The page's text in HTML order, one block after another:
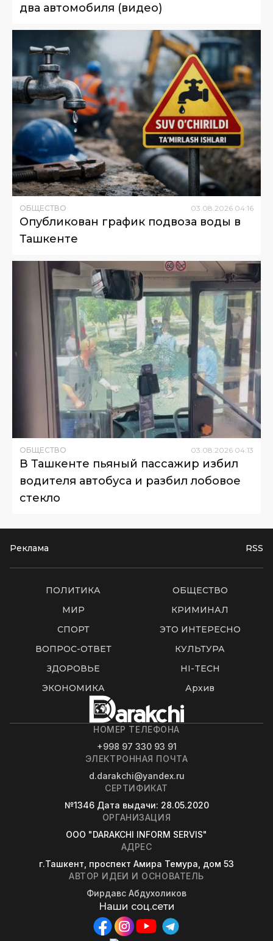
два автомобиля (видео)
ОБЩЕСТВО 03.08.2026 04:16
Опубликован график подвоза воды в
Ташкенте
ОБЩЕСТВО 03 08 2026 04:13
В Ташкенте пьяный пассажир избил
водителя автобуса и разбил лобовое
стекло
Реклама RSS
ПОЛИТИКА
ОБЩЕСТВО
МИР
КРИМИНАЛ
СПОРТ
ЭТО ИНТЕРЕСНО
ВОПРОС-ОТВЕТ
КУЛЬТУРА
ЗДОРОВЬЕ
HI-TECH
ЭКОНОМИКА
Архив
НОМЕР ТЕЛЕФОНА
+998 97 330 93 91
ЭЛЕКТРОННАЯ ПОЧТА
d.darakchi@yandex.ru
СЕРТИФИКАТ
№1346 Дата выдачи: 28.05.2020
ОРГАНИЗАЦИЯ
OOO "DARAKCHI INFORM SERVIS"
АДРЕС
г.Ташкент, проспект Амира Темура, дом 53
АВТОР ИДЕИ И ОСНОВАТЕЛЬ
Фирдавс Абдухоликов
Наши соц.сети